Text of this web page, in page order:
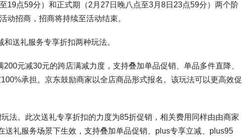
19点59分）和正式期（2月27日晚八点至3月8日23点59分）两个阶
动招商，招商将持续至活动结束。
送礼服务专享折扣两种玩法。
元减30元的跨店满减力度，支持叠加单品促销、单品多件直降、
承担。京东鼓励商家以全店商品形式报名。该玩法可以更高效促
法。此次送礼专享折扣的力度为85折促销，相关费用同样由由商家
送礼服务场景下生效，支持叠加单品促销、plus专享立减、plus95